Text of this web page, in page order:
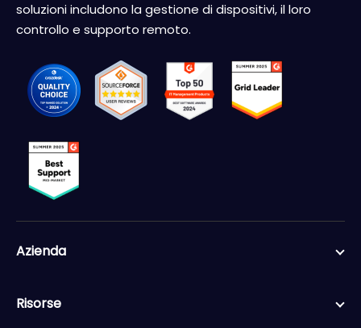
soluzioni includono la gestione di dispositivi, il loro
controllo e supporto remoto.
Azienda
Risorse